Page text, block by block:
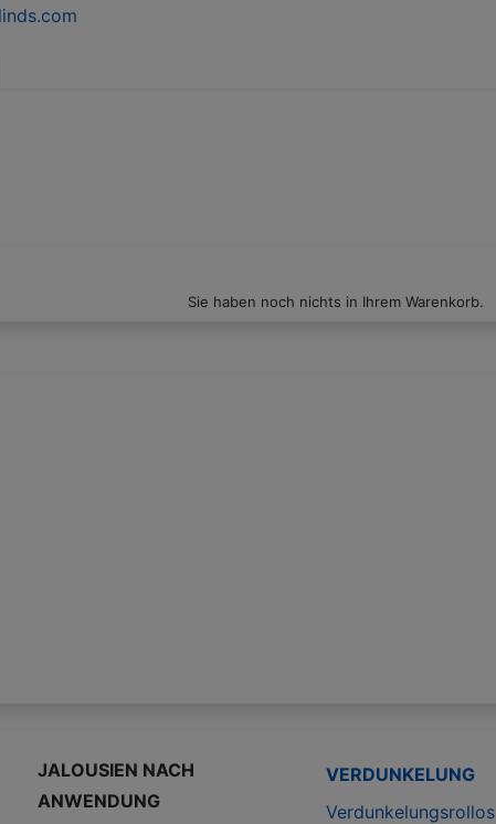
Sie haben noch nichts in Ihrem Warenkorb.
JALOUSIEN NACH
ANWENDUNG
VERDUNKELUNG
Verdunkelungsrollos